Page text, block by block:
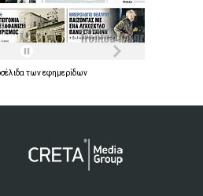
τωνεφημερίδων